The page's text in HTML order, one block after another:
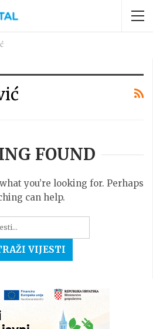
FOUND
you’re looking for. Perhaps
can help.